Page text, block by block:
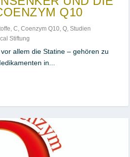
Q10
,C,Coenzym Q10,Q,Studien
Stiftung
allem die Statine – gehören zu
in...